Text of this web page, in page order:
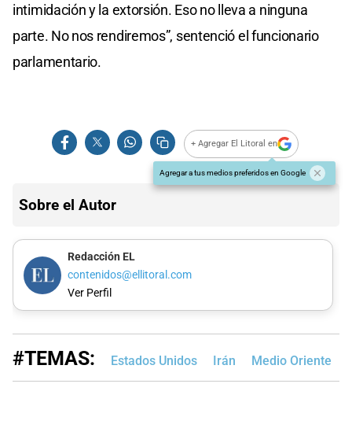
intimidación y la extorsión. Eso no lleva a ninguna
parte. No nos rendiremos”, sentenció el funcionario
parlamentario.
+ Agregar El Litoral en
Agregar a tus medios preferidos en Google
Sobre el Autor
Redacción EL
contenidos@ellitoral.com
Ver Perfil
#TEMAS: Estados Unidos Irán Medio Oriente